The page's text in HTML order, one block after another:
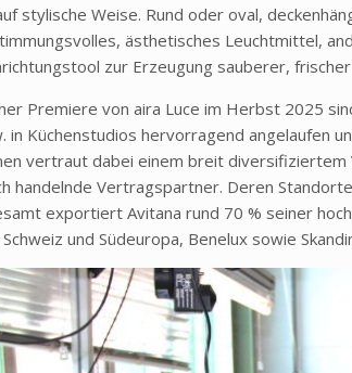
stylische Weise. Rund oder oval,
ästhetisches Leuchtmittel,
zur Erzeugung sauberer,
Premiere von aira Luce im Herbst 2025
in Küchenstudios hervorragend angelaufen
vertraut dabei einem breit
handelnde Vertragspartner. Deren
exportiert Avitana rund 70 % seiner
und Südeuropa, Benelux sowie